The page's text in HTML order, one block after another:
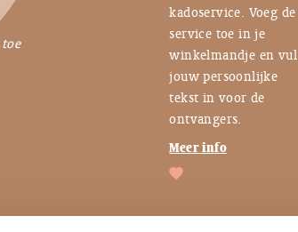
kadoservice. Voeg de
service toe in je
winkelmandje en vul
jouw persoonlijke
tekst in voor de
ontvangers.
Meer info